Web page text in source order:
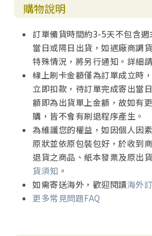
購物說明
訂單備貨時間約3-5天不包含
當日或隔日出貨，如遇廠商調
特殊情況，將另行通知。詳細
線上刷卡金額僅為訂單成立時
立即扣款，待訂單完成寄出當
額即為出貨單上金額，故如有
購，皆不會有刷退程序產生。
為維護您的權益，如因個人因
原狀並依原包裝包好，於收到
退貨之商品、紙本發票及原出
貨須知 。
如需寄送海外，歡迎閱讀海外
更多常見問題FAQ